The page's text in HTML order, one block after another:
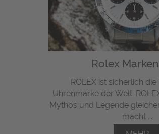
Rolex
ROLEX ist sicherlich
Uhrenmarke der Welt.
Mythos und Legende
macht ...